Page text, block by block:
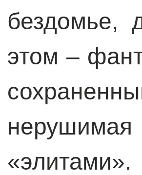
бездомье,
этом –
«элитами».